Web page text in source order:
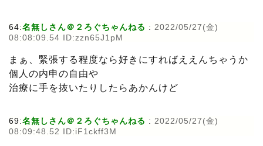
64:名無しさん＠２ろぐちゃんねる : 2022/05/27(金)
08:08:09.54 ID:zzn65J1pM
まぁ、緊張する程度なら好きにすればええんちゃうか
個人の内申の自由や
治療に手を抜いたりしたらあかんけど
69:名無しさん＠２ろぐちゃんねる : 2022/05/27(金)
08:09:48.52 ID:iF1ckff3M